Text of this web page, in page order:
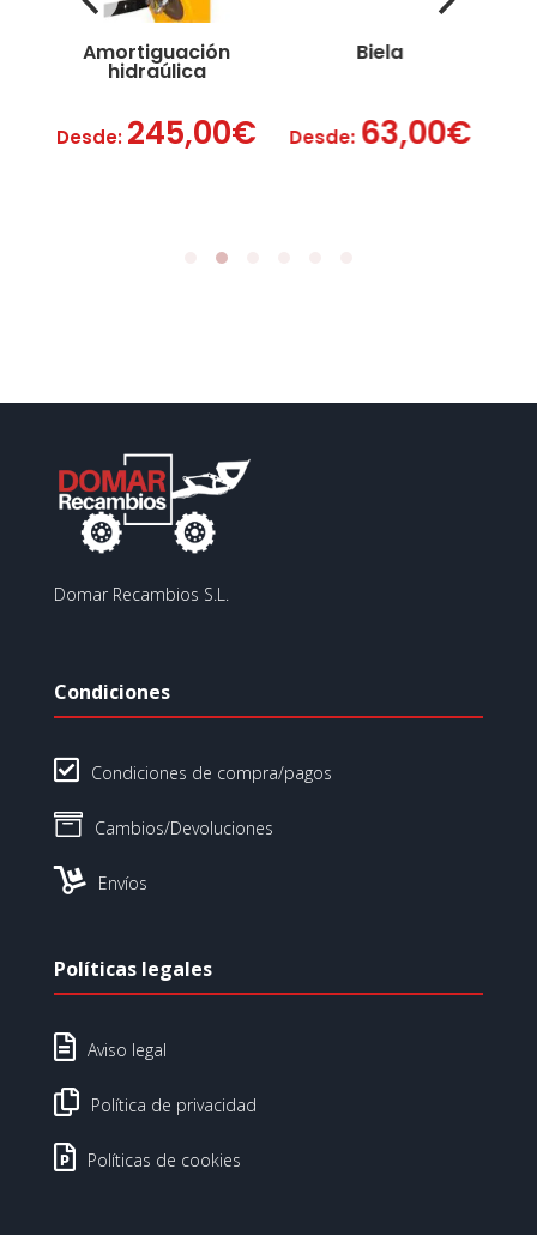
Amortiguación
hidraúlica
Desde: 245,00€
Biela
Desde: 63,00€
Domar Recambios S.L.
Condiciones
 Condiciones de compra/pagos
 Cambios/Devoluciones
 Envíos
Políticas legales
 Aviso legal
 Política de privacidad
 Políticas de cookies